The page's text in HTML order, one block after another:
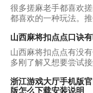
新麻友来说，山西麻
界，今天小编就来为
很多搓麻老手都喜欢
都喜欢的一种玩法。
有怎样一番天地呢，
玩山西麻将需要注意
载资源呢？下面小编
山西麻将扣点点口诀
山西麻将扣点点有没
多刚了解又想要尝试
还毫无头绪，那也无
浙江游戏大厅手机版
版怎么下载安装说明